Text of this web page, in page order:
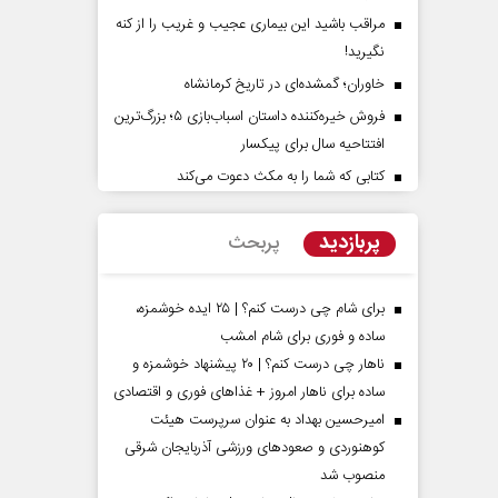
مراقب باشید این بیماری عجیب و غریب را از کنه
نگیرید!
خاوران؛ گمشده‌ای در تاریخ کرمانشاه
فروش خیره‌کننده داستان اسباب‌بازی ۵؛ بزرگ‌ترین
افتتاحیه سال برای پیکسار
کتابی که شما را به مکث دعوت می‌کند
پربازدید پربحث
برای شام چی درست کنم؟ | ۲۵ ایده خوشمزه،
ساده و فوری برای شام امشب
ناهار چی درست کنم؟ | ۲۰ پیشنهاد خوشمزه و
ساده برای ناهار امروز + غذاهای فوری و اقتصادی
امیرحسین بهداد به عنوان سرپرست هیئت
کوهنوردی و صعودهای ورزشی آذربایجان شرقی
منصوب شد